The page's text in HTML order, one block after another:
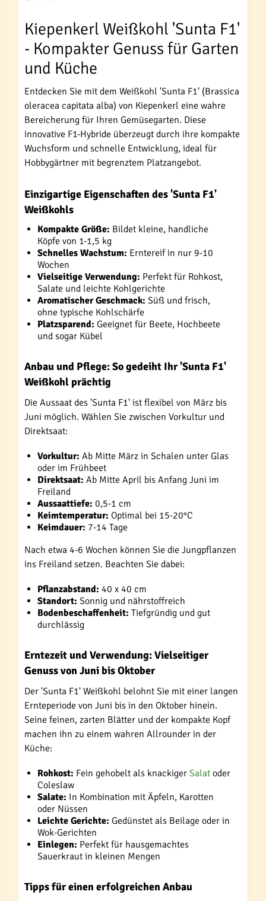
Kiepenkerl Weißkohl 'Sunta F1'
- Kompakter Genuss für Garten
und Küche
Entdecken Sie mit dem Weißkohl 'Sunta F1' (Brassica
oleracea capitata alba) von Kiepenkerl eine wahre
Bereicherung für Ihren Gemüsegarten. Diese
innovative F1-Hybride überzeugt durch ihre kompakte
Wuchsform und schnelle Entwicklung, ideal für
Hobbygärtner mit begrenztem Platzangebot.
Einzigartige Eigenschaften des 'Sunta F1'
Weißkohls
Kompakte Größe: Bildet kleine, handliche
Köpfe von 1-1,5 kg
Schnelles Wachstum: Erntereif in nur 9-10
Wochen
Vielseitige Verwendung: Perfekt für Rohkost,
Salate und leichte Kohlgerichte
Aromatischer Geschmack: Süß und frisch,
ohne typische Kohlschärfe
Platzsparend: Geeignet für Beete, Hochbeete
und sogar Kübel
Anbau und Pflege: So gedeiht Ihr 'Sunta F1'
Weißkohl prächtig
Die Aussaat des 'Sunta F1' ist flexibel von März bis
Juni möglich. Wählen Sie zwischen Vorkultur und
Direktsaat:
Vorkultur: Ab Mitte März in Schalen unter Glas
oder im Frühbeet
Direktsaat: Ab Mitte April bis Anfang Juni im
Freiland
Aussaattiefe: 0,5-1 cm
Keimtemperatur: Optimal bei 15-20°C
Keimdauer: 7-14 Tage
Nach etwa 4-6 Wochen können Sie die Jungpflanzen
ins Freiland setzen. Beachten Sie dabei:
Pflanzabstand: 40 x 40 cm
Standort: Sonnig und nährstoffreich
Bodenbeschaffenheit: Tiefgründig und gut
durchlässig
Erntezeit und Verwendung: Vielseitiger
Genuss von Juni bis Oktober
Der 'Sunta F1' Weißkohl belohnt Sie mit einer langen
Ernteperiode von Juni bis in den Oktober hinein.
Seine feinen, zarten Blätter und der kompakte Kopf
machen ihn zu einem wahren Allrounder in der
Küche:
Rohkost: Fein gehobelt als knackiger Salat oder
Coleslaw
Salate: In Kombination mit Äpfeln, Karotten
oder Nüssen
Leichte Gerichte: Gedünstet als Beilage oder in
Wok-Gerichten
Einlegen: Perfekt für hausgemachtes
Sauerkraut in kleinen Mengen
Tipps für einen erfolgreichen Anbau